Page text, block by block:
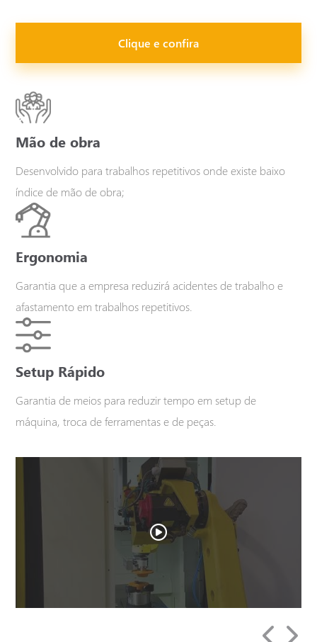
AGORA!
Nome*
Qual o seu objetivo com a Selltis?*
Clique e confira
Mão de obra
Desenvolvido para trabalhos repetitivos onde existe baixo
índice de mão de obra;
Ergonomia
Garantia que a empresa reduzirá acidentes de trabalho e
afastamento em trabalhos repetitivos.
Setup Rápido
Garantia de meios para reduzir tempo em setup de
máquina, troca de ferramentas e de peças.